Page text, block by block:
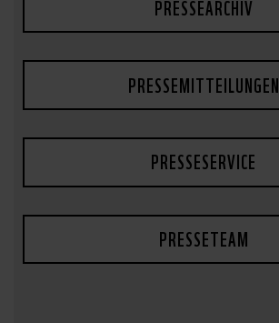
PRESSEARCHIV
PRESSEMITTEILUNGEN
PRESSESERVICE
PRESSETEAM